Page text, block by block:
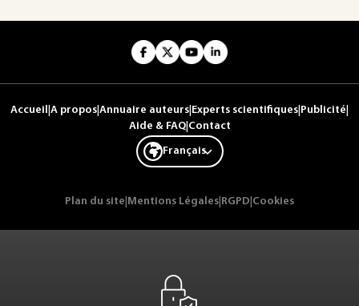
Accueil A propos Annuaire auteurs Experts scientifiques Publicité
Aide & FAQ| Contact
Français
Plan du site Mentions Légales RGPD Cookies